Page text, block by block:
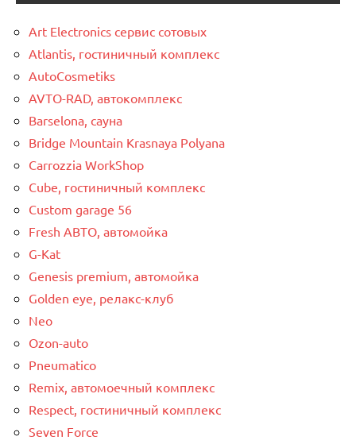
Art Electronics сервис сотовых
Atlantis, гостиничный комплекс
AutoCosmetiks
AVTO-RAD, автокомплекс
Barselona, сауна
Bridge Mountain Krasnaya Polyana
Carrozzia WorkShop
Cube, гостиничный комплекс
Custom garage 56
Fresh АВТО, автомойка
G-Kat
Genesis premium, автомойка
Golden eye, релакс-клуб
Neo
Ozon-auto
Pneumatico
Remix, автомоечный комплекс
Respect, гостиничный комплекс
Seven Force